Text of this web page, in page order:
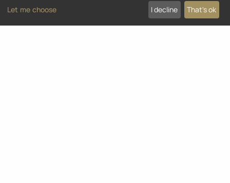
00358 2 748 39 32
myynti@power-sound.fi
Let me choose I decline That's ok